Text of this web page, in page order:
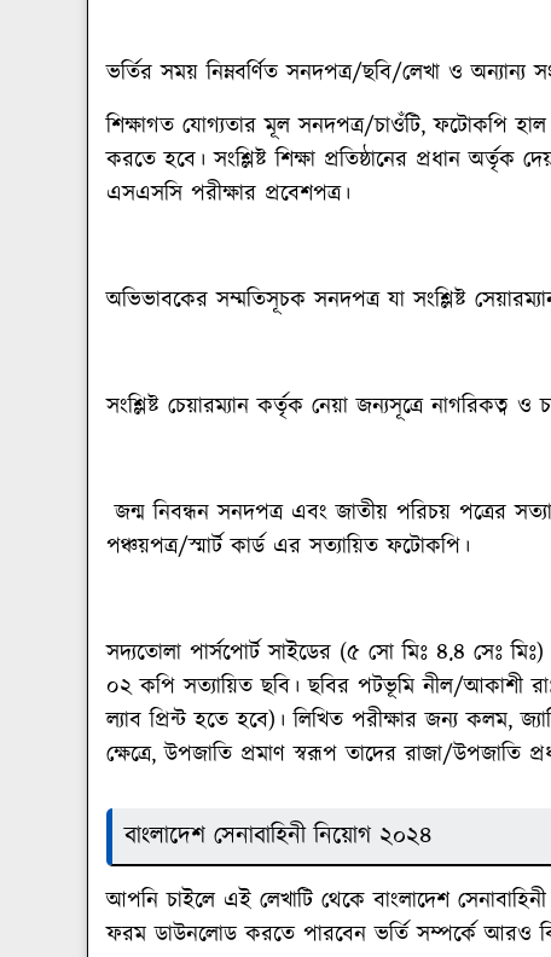
ভর্তির সময় নিম্নবর্ণিত সনদপত্র/ছবি/লেখা ও
শিক্ষাগত যোগ্যতার মূল সনদপত্র/চাওঁটি, ফটোকপি
করতে হবে। সংশ্লিষ্ট শিক্ষা প্রতিষ্ঠানের প্রধান অর্তৃক
এসএসসি পরীক্ষার প্রবেশপত্র।
অভিভাবকের সম্মতিসূচক সনদপত্র যা সংশ্লিষ্ট
সংশ্লিষ্ট চেয়ারম্যান কর্তৃক নেয়া জন্যসূত্রে নাগরিকত্ব
জন্ম নিবন্ধন সনদপত্র এবং জাতীয় পরিচয় পত্রের
পঞ্চয়পত্র/স্মার্ট কার্ড এর সত্যায়িত ফটোকপি।
সদ্যতোলা পার্সপোর্ট সাইডের (৫ সো মিঃ ৪.৪ সেঃ
০২ কপি সত্যায়িত ছবি। ছবির পটভূমি নীল/আকাশী
ল্যাব প্রিন্ট হতে হবে)। লিখিত পরীক্ষার জন্য কলম,
ক্ষেত্রে, উপজাতি প্রমাণ স্বরূপ তাদের রাজা/উপজাতি
বাংলাদেশ সেনাবাহিনী নিয়োগ ২০২৪
আপনি চাইলে এই লেখাটি থেকে বাংলাদেশ
ফরম ডাউনলোড করতে পারবেন ভর্তি সম্পর্কে আরও